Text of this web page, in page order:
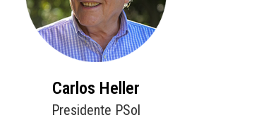
Carlos Heller
Presidente PSol